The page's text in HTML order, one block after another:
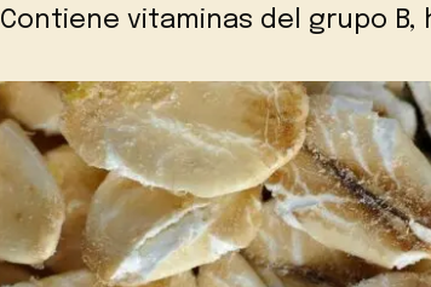
Contiene vitaminas del grupo